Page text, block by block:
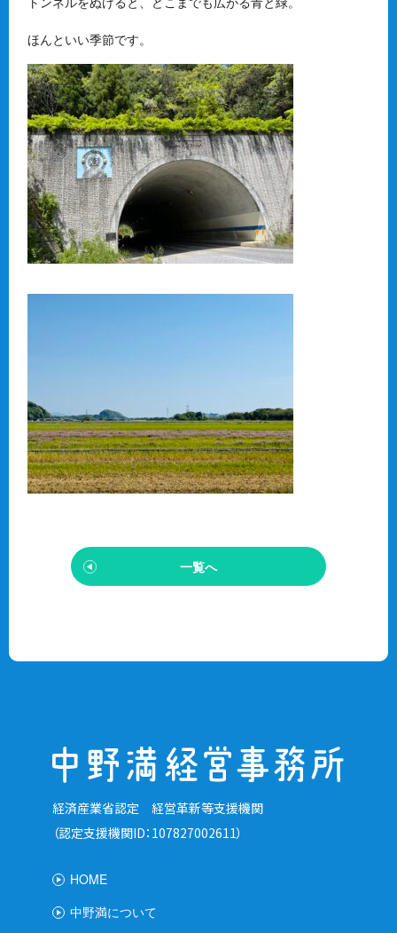
ほんといい季節です。
一覧へ
経済産業省認定 経営革新等支援機関
（認定支援機関ID：107827002611）
HOME
中野満について